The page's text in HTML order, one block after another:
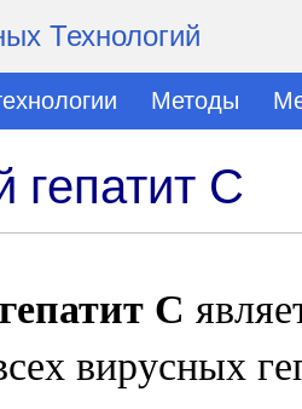
Технологий
Методы
гепатит С
С
вирусных